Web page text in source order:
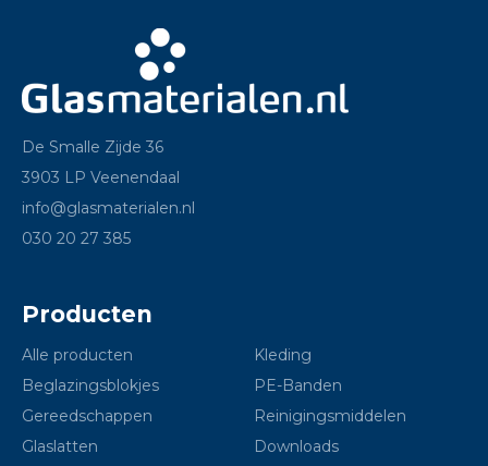
De Smalle Zijde 36
3903 LP Veenendaal
info@glasmaterialen.nl
030 20 27 385
Producten
Alle producten
Beglazingsblokjes
Gereedschappen
Glaslatten
Kleding
PE-Banden
Reinigingsmiddelen
Downloads